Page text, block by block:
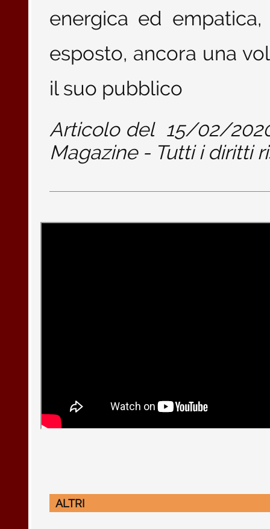
energica ed
esposto, ancora una
il suo pubblico
Articolo del 15/02/
Magazine - Tutti i diritti
ALTRI